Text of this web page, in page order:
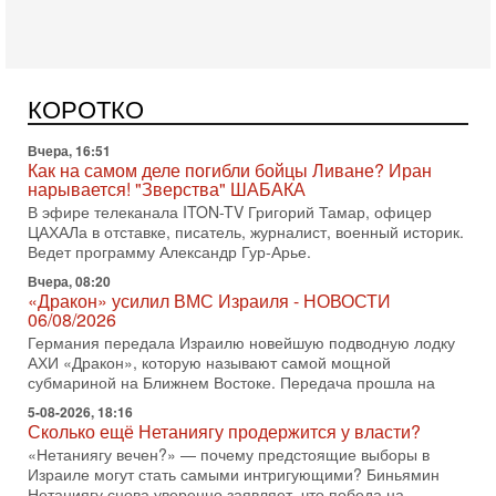
КОРОТКО
АХИ «Дракон» (Drakon), которая уже стала самой дорогой
субмариной в истории ЦАХАЛ. Но почему её
Вчера, 16:51
Как на самом деле погибли бойцы Ливане? Иран
нарывается! "Зверства" ШАБАКА
В эфире телеканала ITON-TV Григорий Тамар, офицер
ЦАХАЛа в отставке, писатель, журналист, военный историк.
Ведет программу Александр Гур-Арье.
Вчера, 08:20
«Дракон» усилил ВМС Израиля - НОВОСТИ
06/08/2026
Германия передала Израилю новейшую подводную лодку
АХИ «Дракон», которую называют самой мощной
субмариной на Ближнем Востоке. Передача прошла на
5-08-2026, 18:16
Сколько ещё Нетаниягу продержится у власти?
«Нетаниягу вечен?» — почему предстоящие выборы в
Израиле могут стать самыми интригующими? Биньямин